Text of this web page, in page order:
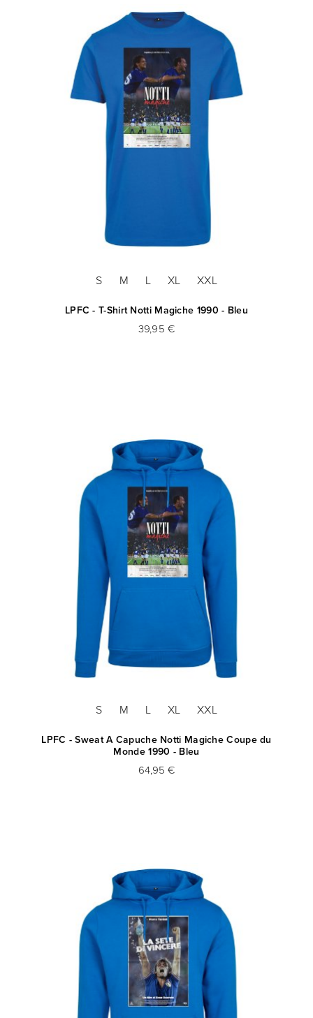
S M L XL XXL
LPFC - T-Shirt Notti Magiche 1990 - Bleu
39,95 €
S M L XL XXL
LPFC - Sweat A Capuche Notti Magiche Coupe du
Monde 1990 - Bleu
64,95 €